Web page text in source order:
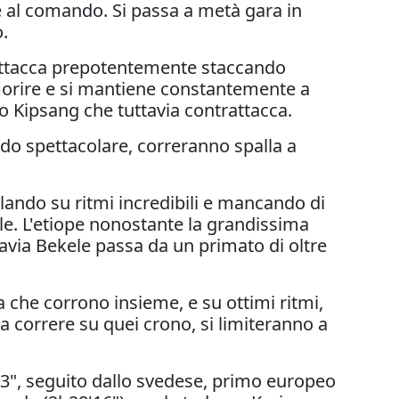
comando. Si passa a metà gara in
prepotentemente staccando
e si mantiene constantemente a
Kipsang che tuttavia contrattacca.
spettacolare, correranno spalla a
su ritmi incredibili e mancando di
L'etiope nonostante la grandissima
Bekele passa da un primato di oltre
che corrono insieme, e su ottimi ritmi,
correre su quei crono, si limiteranno a
seguito dallo svedese, primo europeo